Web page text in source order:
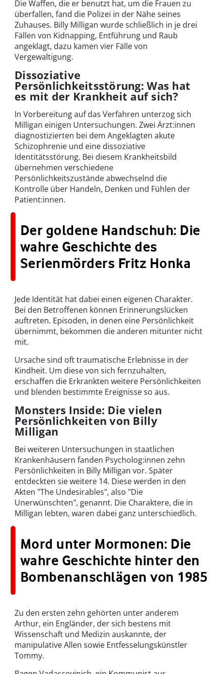
Die Waffen, die er benutzt hat, um die Frauen zu
überfallen, fand die Polizei in der Nähe seines
Zuhauses. Billy Milligan wurde schließlich in je drei
Fällen von Kidnapping, Entführung und Raub
angeklagt, dazu kamen vier Fälle von
Vergewaltigung.
Dissoziative
Persönlichkeitsstörung: Was hat
es mit der Krankheit auf sich?
In Vorbereitung auf das Verfahren unterzog sich
Milligan einigen Untersuchungen. Zwei Ärzt:innen
diagnostizierten bei dem Angeklagten akute
Schizophrenie und eine dissoziative
Identitätsstörung. Bei diesem Krankheitsbild
übernehmen verschiedene
Persönlichkeitszustände abwechselnd die
Kontrolle über Handeln, Denken und Fühlen der
Patient:innen.
Der goldene Handschuh: Die
wahre Geschichte des
Serienmörders Fritz Honka
Jede Identität hat dabei einen eigenen Charakter.
Bei den Betroffenen können Erinnerungslücken
auftreten. Episoden, in denen eine Persönlichkeit
übernimmt, bekommen die anderen mitunter nicht
mit.
Ursache sind oft traumatische Erlebnisse in der
Kindheit. Um diese von sich fernzuhalten,
erschaffen die Erkrankten weitere Persönlichkeiten
und blenden bestimmte Ereignisse so aus.
Monsters Inside: Die vielen
Persönlichkeiten von Billy
Milligan
Bei weiteren Untersuchungen in staatlichen
Krankenhäusern fanden Psycholog:innen zehn
Persönlichkeiten in Billy Milligan vor. Später
entdeckten sie weitere 14. Diese werden in den
Akten "The Undesirables", also "Die
Unerwünschten", genannt. Die Charaktere, die in
Milligan lebten, waren dabei ganz unterschiedlich.
Mord unter Mormonen: Die
wahre Geschichte hinter den
Bombenanschlägen von 1985
Zu den ersten zehn gehörten unter anderem
Arthur, ein Engländer, der sich bestens mit
Wissenschaft und Medizin auskannte, der
manipulative Allen sowie Entfesselungskünstler
Tommy.